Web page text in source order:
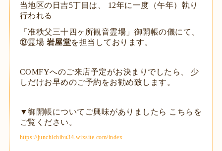
当地区の日吉5丁目は、 12年に一度（午年）執り
行われる
「准秩父三十四ヶ所観音霊場」御開帳の儀にて、
⑬霊場 岩屋堂を担当しております。
COMFYへのご来店予定がお決まりでしたら、 少
しだけお早めのご予約をお勧め致します。
▼御開帳についてご興味がありましたら こちらを
ご覧ください。
https://junchichibu34.wixsite.com/index